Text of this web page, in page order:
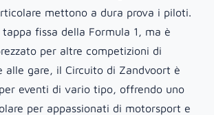
mettono a dura prova i piloti.
fissa della Formula 1, ma è
per altre competizioni di
alle gare, il Circuito di Zandvoort è
eventi di vario tipo, offrendo uno
per appassionati di motorsport e